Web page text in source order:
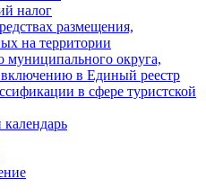
налог
размещения,
на территории
муниципального округа,
в Единый реестр
в сфере туристской